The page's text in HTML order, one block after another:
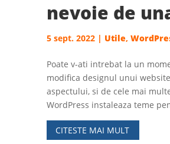
nevoie de
5 sept. 2022| Utile,
Poate v-ati intrebat la un
modifica designul unui
aspectului, si de cele mai
WordPress instaleaza teme
CITESTE MAI MULT